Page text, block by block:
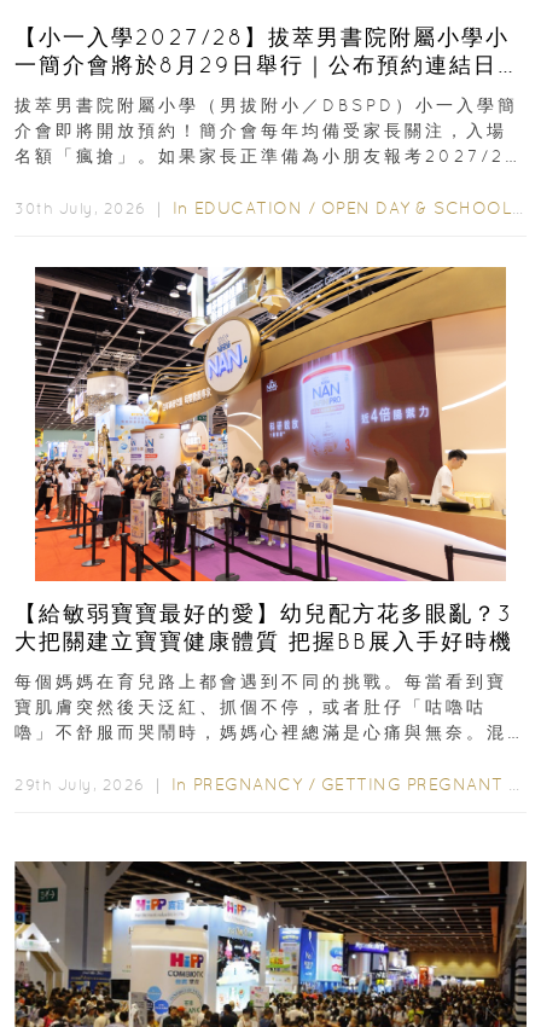
【小一入學2027/28】拔萃男書院附屬小學小
一簡介會將於8月29日舉行｜公布預約連結日期
｜更設有網上重溫
拔萃男書院附屬小學（男拔附小／DBSPD）小一入學簡
介會即將開放預約！簡介會每年均備受家長關注，入場
名額「瘋搶」。如果家長正準備為小朋友報考2027/28
30th July, 2026 ｜ In EDUCATION / OPEN DAY & SCHOOL EVENTS
【給敏弱寶寶最好的愛】幼兒配方花多眼亂？3
大把關建立寶寶健康體質 把握BB展入手好時機
每個媽媽在育兒路上都會遇到不同的挑戰。每當看到寶
寶肌膚突然後天泛紅、抓個不停，或者肚仔「咕嚕咕
嚕」不舒服而哭鬧時，媽媽心裡總滿是心痛與無奈。混
29th July, 2026 ｜ In PREGNANCY / GETTING PREGNANT